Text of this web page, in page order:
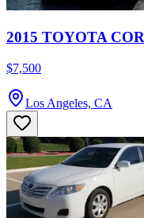
2015 TOYOTA
$7,500
Los Angeles, CA